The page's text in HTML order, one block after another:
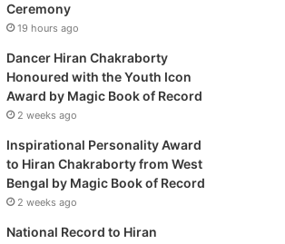
Ceremony
19 hours ago
Dancer Hiran Chakraborty
Honoured with the Youth Icon
Award by Magic Book of Record
2 weeks ago
Inspirational Personality Award
to Hiran Chakraborty from West
Bengal by Magic Book of Record
2 weeks ago
National Record to Hiran